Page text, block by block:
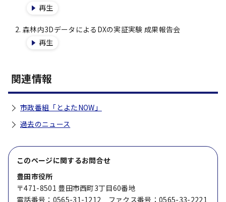
再生
森林内3DデータによるDXの実証実験 成果報告会
再生
関連情報
市政番組「とよたNOW」
過去のニュース
このページに関するお問合せ
豊田市役所
〒471-8501 豊田市西町3丁目60番地
電話番号：0565-31-1212 ファクス番号：0565-33-2221